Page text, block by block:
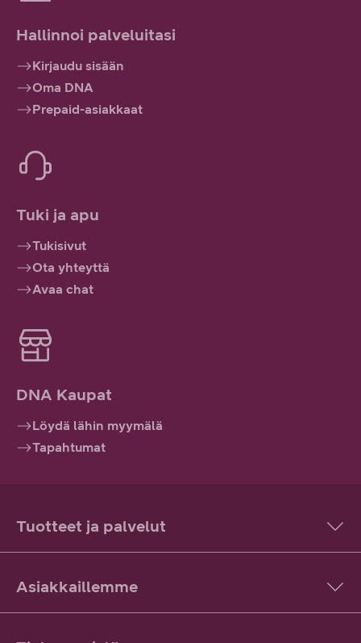
Hallinnoi palveluitasi
Kirjaudu sisään
Oma DNA
Prepaid-asiakkaat
Tuki ja apu
Tukisivut
Ota yhteyttä
Avaa chat
DNA Kaupat
Löydä lähin myymälä
Tapahtumat
Tuotteet ja palvelut
Asiakkaillemme